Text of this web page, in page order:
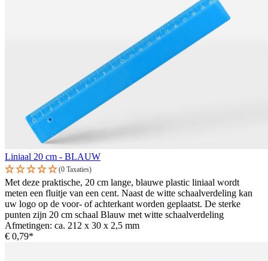
Liniaal 20 cm - BLAUW
(0 Taxaties)
Met deze praktische, 20 cm lange, blauwe plastic liniaal wordt
meten een fluitje van een cent. Naast de witte schaalverdeling kan
uw logo op de voor- of achterkant worden geplaatst. De sterke
punten zijn 20 cm schaal Blauw met witte schaalverdeling
Afmetingen: ca. 212 x 30 x 2,5 mm
€ 0,79*